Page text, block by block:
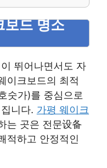
보드 명소
뛰어나면서도 자
이크보드의 최적
숫가)를 중심으로
니다. 가평 웨이크
는 곳은 전문设备
적하고 안정적인